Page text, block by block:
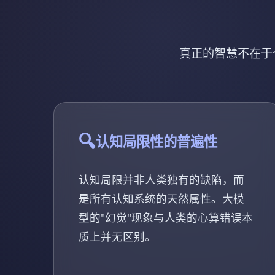
真正的智慧不在
🔍认知局限性的普遍性
认知局限并非人类独有的缺陷，而
是所有认知系统的天然属性。大模
型的"幻觉"现象与人类的心算错误本
质上并无区别。